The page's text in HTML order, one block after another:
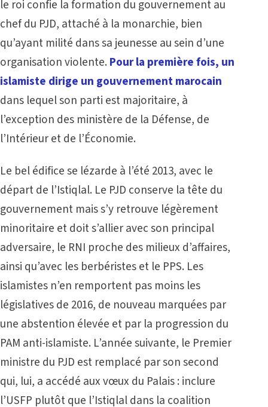
le roi confie la formation du gouvernement au
chef du PJD, attaché à la monarchie, bien
qu’ayant milité dans sa jeunesse au sein d’une
organisation violente. Pour la première fois, un
islamiste dirige un gouvernement marocain
dans lequel son parti est majoritaire, à
l’exception des ministère de la Défense, de
l’Intérieur et de l’Économie.
Le bel édifice se lézarde à l’été 2013, avec le
départ de l’Istiqlal. Le PJD conserve la tête du
gouvernement mais s’y retrouve légèrement
minoritaire et doit s’allier avec son principal
adversaire, le RNI proche des milieux d’affaires,
ainsi qu’avec les berbéristes et le PPS. Les
islamistes n’en remportent pas moins les
législatives de 2016, de nouveau marquées par
une abstention élevée et par la progression du
PAM anti-islamiste. L’année suivante, le Premier
ministre du PJD est remplacé par son second
qui, lui, a accédé aux vœux du Palais : inclure
l’USFP plutôt que l’Istiqlal dans la coalition